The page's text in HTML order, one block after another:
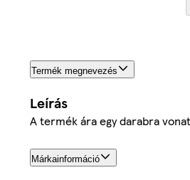
Termék megnevezés
Leírás
A termék ára egy darabra
Márkainformáció